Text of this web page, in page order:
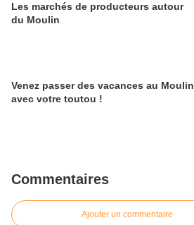
Les marchés de producteurs autour
du Moulin
Venez passer des vacances au Moulin
avec votre toutou !
Commentaires
Ajouter un commentaire